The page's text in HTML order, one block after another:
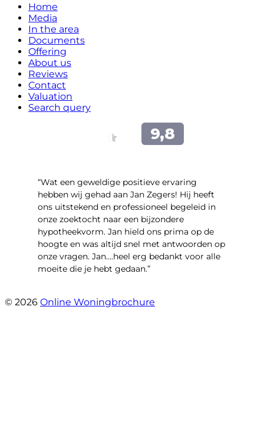
Home
Media
In the area
Documents
Offering
About us
Reviews
Contact
Valuation
Search query
“Wat een geweldige positieve ervaring
hebben wij gehad aan Jan Zegers! Hij heeft
ons uitstekend en professioneel begeleid in
onze zoektocht naar een bijzondere
hypotheekvorm. Jan hield ons prima op de
hoogte en was altijd snel met antwoorden op
onze vragen. Jan....heel erg bedankt voor alle
moeite die je hebt gedaan.”
© 2026 Online Woningbrochure